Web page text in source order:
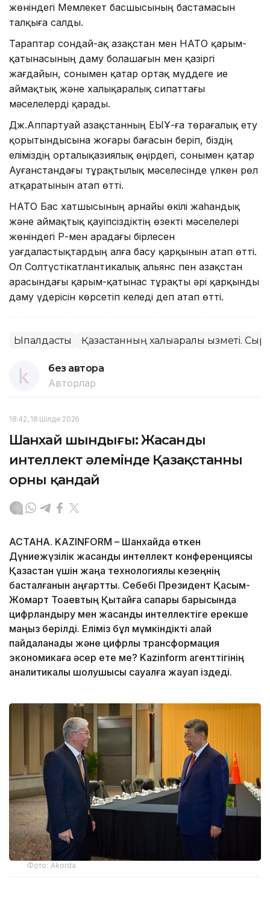
жөніндегі Мемлекет басшысының бастамасын
талқыға салды.
Тараптар сондай-ақ Қазақстан мен НАТО қарым-
қатынасының даму болашағын мен қазіргі
жағдайын, сонымен қатар ортақ мүддеге ие
аймақтық және халықаралық сипаттағы
мәселелерді қарады.
Дж.Аппартуай Қазақстанның ЕҚЫҰ-ға төрағалық ету
қорытындысына жоғары бағасын беріп, біздің
еліміздің орталықазиялық өңірдегі, сонымен қатар
Ауғанстандағы тұрақтылық мәселесінде үлкен рөл
атқаратынын атап өтті.
НАТО Бас хатшысының арнайы өкілі жаһандық
және аймақтық қауіпсіздіктің өзекті мәселелері
жөніндегі ҚР-мен арадағы бірлесен
уағдаластықтардың алға басу қарқынын атап өтті.
Ол Солтүстікатлантикалық альянс пен Қазақстан
арасындағы қарым-қатынас тұрақты әрі қарқынды
даму үдерісін көрсетіп келеді деп атап өтті.
Ықпалдастық Қазақстанның халықаралық қызметі.
без автора
Авторлар
18:42, 18 Шілде 2026
Шанхай шындығы: Жасанды
интеллект әлемінде Қазақстанның
орны қандай
АСТАНА. KAZINFORM – Шанхайда өткен
Дүниежүзілік жасанды интеллект конференциясы
Қазақстан үшін жаңа технологиялық кезеңнің
басталғанын аңғартты. Себебі Президент Қасым-
Жомарт Тоқаевтың Қытайға сапары барысында
цифрландыру мен жасанды интеллектіге ерекше
маңыз берілді. Еліміз бұл мүмкіндікті қалай
пайдаланады және цифрлық трансформация
экономикаға әсер ете ме? Kazinform агенттігінің
аналитикалық шолушысы сауалға жауап іздеді.
Фото: Аkorda